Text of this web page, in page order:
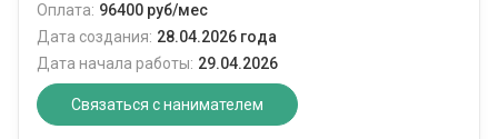
Оплата: 96400 руб/мес
Дата создания: 28.04.2026 года
Дата начала работы: 29.04.2026
Связаться с нанимателем